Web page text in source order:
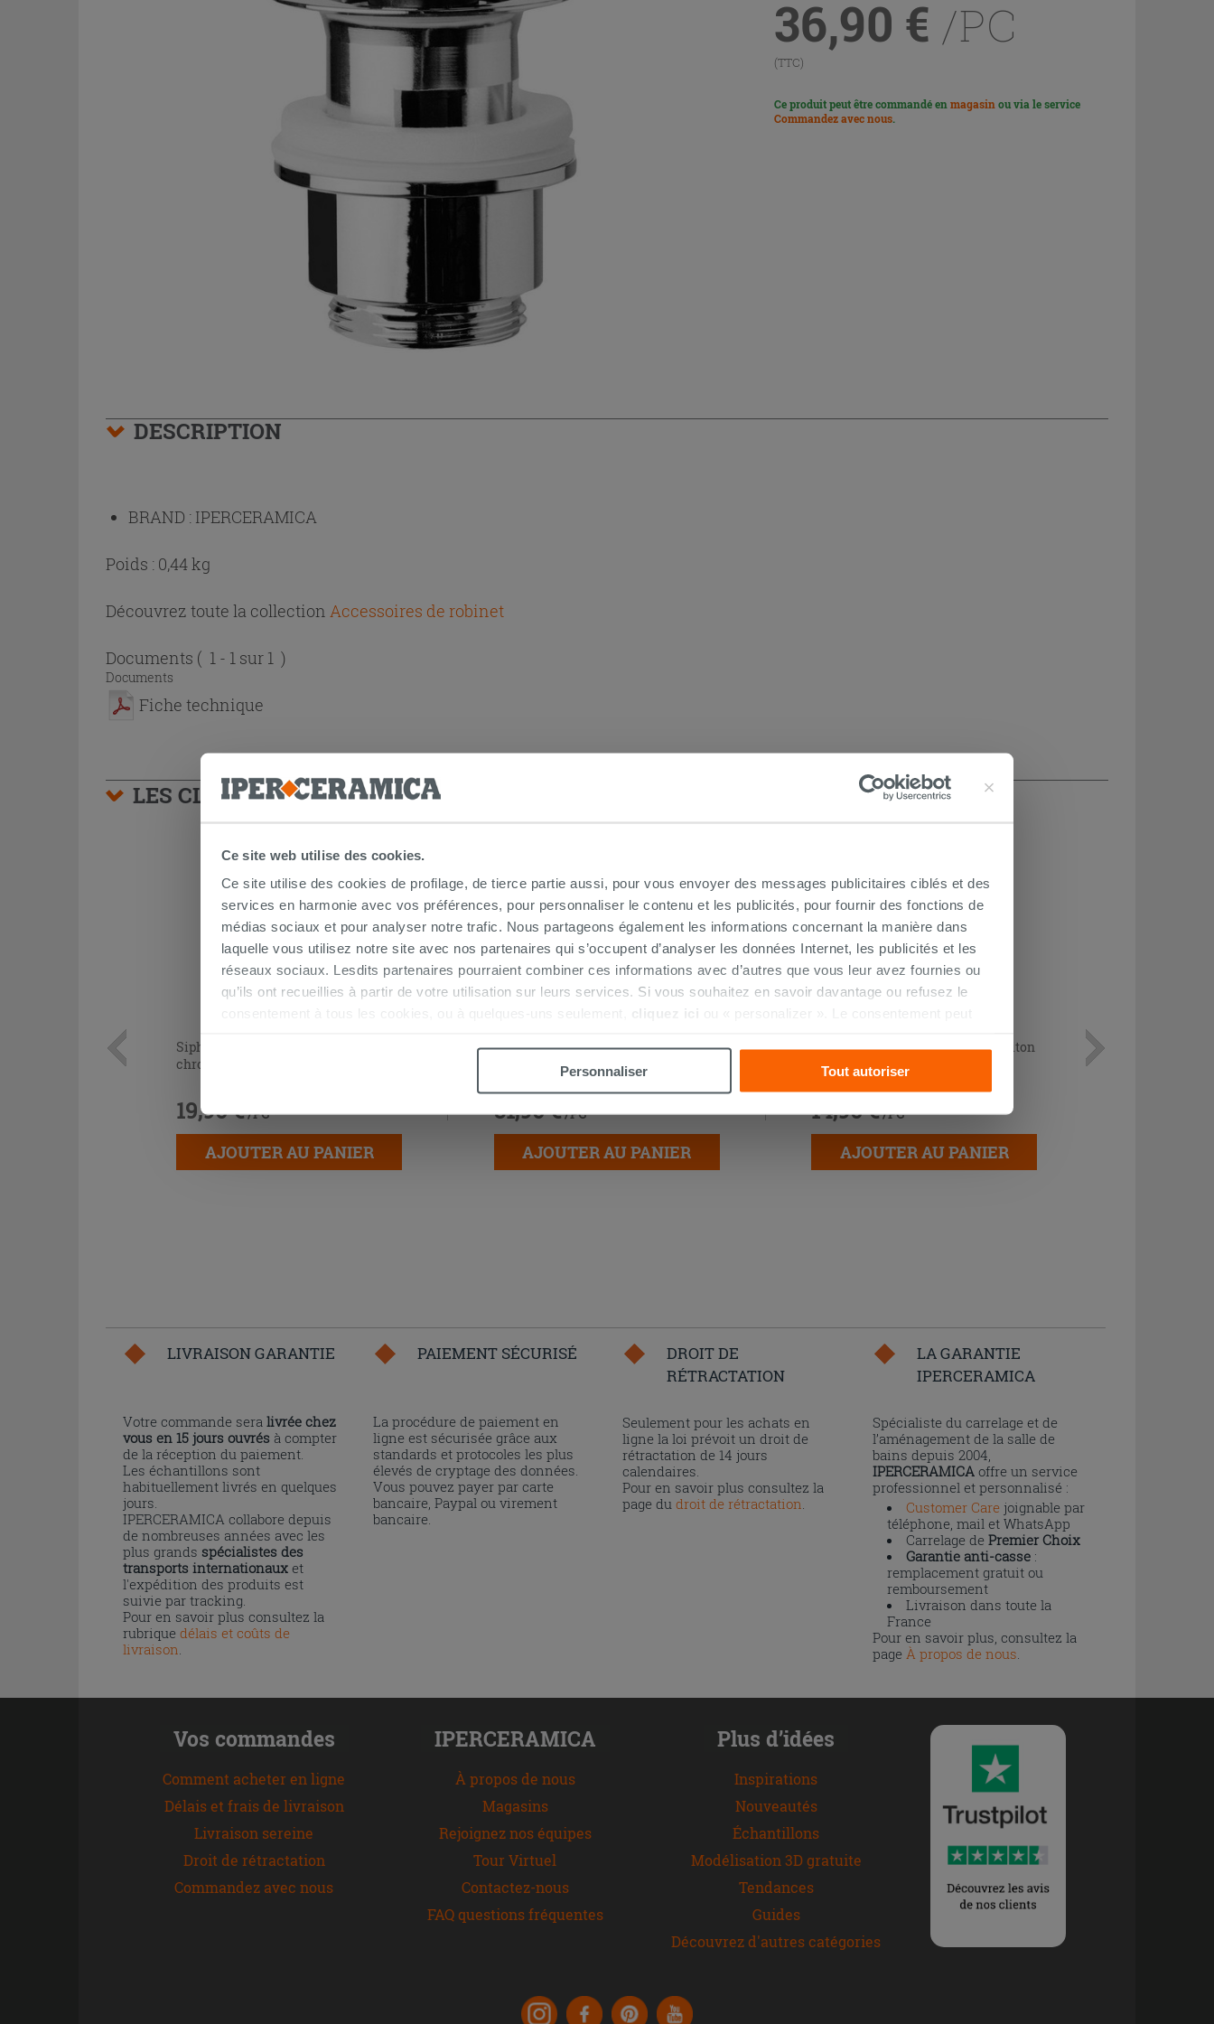
Ce site web utilise des cookies.
Ce site utilise des cookies de profilage, de tierce partie aussi, pour vous envoyer des messages publicitaires ciblés et des
services en harmonie avec vos préférences, pour personnaliser le contenu et les publicités, pour fournir des fonctions de
médias sociaux et pour analyser notre trafic. Nous partageons également les informations concernant la manière dans
laquelle vous utilisez notre site avec nos partenaires qui s’occupent d’analyser les données Internet, les publicités et les
réseaux sociaux. Lesdits partenaires pourraient combiner ces informations avec d’autres que vous leur avez fournies ou
qu’ils ont recueillies à partir de votre utilisation sur leurs services. Si vous souhaitez en savoir davantage ou refusez le
consentement à tous les cookies, ou à quelques-uns seulement,
cliquez ici ou « personalizer ». Le consentement peut
Personnaliser
Tout autoriser
36,90 € /PC
(TTC)
Ce produit peut être commandé en magasin ou via le service
Commandez avec nous.
DESCRIPTION
BRAND : IPERCERAMICA
Poids : 0,44 kg
Découvrez toute la collection Accessoires de robinet
Documents ( 1 - 1 sur 1 )
Documents
Fiche technique
LES CLIENTS AYANT ACHETÉ CE PRODUIT ONT ÉGALEMENT ACHETÉ
Siphon bidet en S 1'1/4 inspectable
chrome
19,90 € /PC
AJOUTER AU PANIER
Bonde douche Madrid Ø 90 mm avec
31,90 € /PC
AJOUTER AU PANIER
Lot de 2 coudes sous lavabo 45° laiton
chromé
14,90 € /PC
AJOUTER AU PANIER
LIVRAISON GARANTIE
Votre commande sera livrée chez
vous en 15 jours ouvrés à compter
de la réception du paiement.
Les échantillons sont
habituellement livrés en quelques
jours.
IPERCERAMICA collabore depuis
de nombreuses années avec les
plus grands spécialistes des
transports internationaux et
l'expédition des produits est
suivie par tracking.
Pour en savoir plus consultez la
rubrique délais et coûts de
livraison.
PAIEMENT SÉCURISÉ
La procédure de paiement en
ligne est sécurisée grâce aux
standards et protocoles les plus
élevés de cryptage des données.
Vous pouvez payer par carte
bancaire, Paypal ou virement
bancaire.
DROIT DE
RÉTRACTATION
Seulement pour les achats en
ligne la loi prévoit un droit de
rétractation de 14 jours
calendaires.
Pour en savoir plus consultez la
page dudroit de rétractation.
LA GARANTIE
IPERCERAMICA
Spécialiste du carrelage et de
l’aménagement de la salle de
bains depuis 2004,
IPERCERAMICAoffre un service
professionnel et personnalisé :
Customer Carejoignable par
téléphone, mail et WhatsApp
Carrelage de Premier Choix
Garantie anti-casse:
remplacement gratuit ou
remboursement
Livraison dans toute la
France
Pour en savoir plus, consultez la
page À propos de nous.
Vos commandes
Comment acheter en ligne
Délais et frais de livraison
Livraison sereine
Droit de rétractation
Commandez avec nous
IPERCERAMICA
À propos de nous
Magasins
Rejoignez nos équipes
Tour Virtuel
Contactez-nous
FAQ questions fréquentes
Plus d’idées
Inspirations
Nouveautés
Échantillons
Modélisation 3D gratuite
Tendances
Guides
Découvrez d'autres catégories